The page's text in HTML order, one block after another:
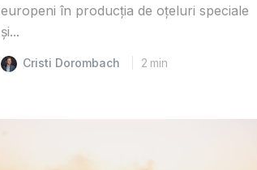
europeni în producția de oțeluri speciale
și...
Cristi Dorombach 2 min